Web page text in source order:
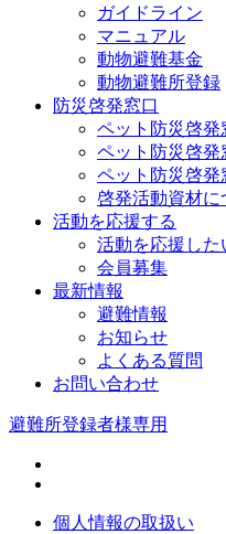
ガイドライン
マニュアル
動物避難基金
動物避難所登録
防災啓発窓口
ペット防災啓発
ペット防災啓発
ペット防災啓発
啓発活動資材に
活動を応援する
活動を応援した
会員募集
最新情報
避難情報
お知らせ
よくある質問
お問い合わせ
避難所登録者様専用
個人情報の取扱い